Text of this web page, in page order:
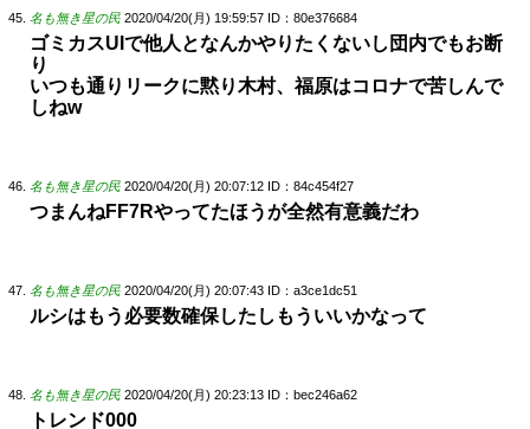
名も無き星の民 2020/04/20(月) 19:59:57 ID：80e376684
ゴミカスUIで他人となんかやりたくないし団内でもお断
り
いつも通りリークに黙り木村、福原はコロナで苦しんで
しねw
名も無き星の民 2020/04/20(月) 20:07:12 ID：84c454f27
つまんねFF7Rやってたほうが全然有意義だわ
名も無き星の民 2020/04/20(月) 20:07:43 ID：a3ce1dc51
ルシはもう必要数確保したしもういいかなって
名も無き星の民 2020/04/20(月) 20:23:13 ID：bec246a62
トレンド000